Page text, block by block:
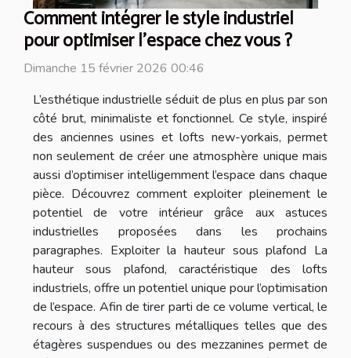
Comment intégrer le style industriel
pour optimiser l'espace chez vous ?
Dimanche 15 février 2026 00:46
L’esthétique industrielle séduit de plus en plus par son
côté brut, minimaliste et fonctionnel. Ce style, inspiré
des anciennes usines et lofts new-yorkais, permet
non seulement de créer une atmosphère unique mais
aussi d’optimiser intelligemment l’espace dans chaque
pièce. Découvrez comment exploiter pleinement le
potentiel de votre intérieur grâce aux astuces
industrielles proposées dans les prochains
paragraphes. Exploiter la hauteur sous plafond La
hauteur sous plafond, caractéristique des lofts
industriels, offre un potentiel unique pour l’optimisation
de l’espace. Afin de tirer parti de ce volume vertical, le
recours à des structures métalliques telles que des
étagères suspendues ou des mezzanines permet de